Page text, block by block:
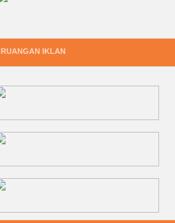
RUANGAN IKLAN